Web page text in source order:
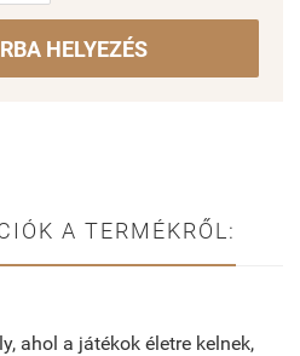
HELYEZÉS
A TERMÉKRŐL:
ahol a játékok életre kelnek,